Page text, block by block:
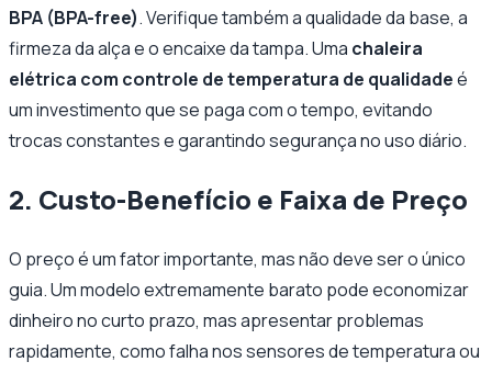
BPA (BPA-free). Verifique também a qualidade da base, a
firmeza da alça e o encaixe da tampa. Uma chaleira
elétrica com controle de temperatura de qualidadeé
um investimento que se paga com o tempo, evitando
trocas constantes e garantindo segurança no uso diário.
2. Custo-Benefício e Faixa de Preço
O preço é um fator importante, mas não deve ser o único
guia. Um modelo extremamente barato pode economizar
dinheiro no curto prazo, mas apresentar problemas
rapidamente, como falha nos sensores de temperatura ou